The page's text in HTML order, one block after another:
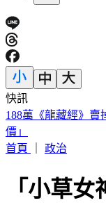
快訊
遠見天下創辦人高
認同
首頁
政治
「小草